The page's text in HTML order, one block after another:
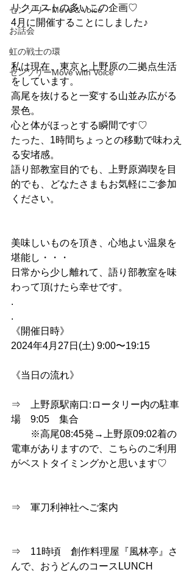
センソリーMove＆Voice
お話会
虹の戦士の環
センソリーMove with Voice
リクエストの多いこの企画♡
4月に開催することにしました♪
私は現在、東京と上野原の二拠点生活
をしています。
高尾を抜けると一変する山並み広がる
景色。
心と体がほっとする瞬間です♡
たった、1時間ちょっとの移動で味わえ
る安堵感。
語り部教室目的でも、上野原満喫を目
的でも、どなたさまもお気軽にご参加
ください。
美味しいものを頂き、心地よい温泉を
堪能し・・・
日常から少し離れて、語り部教室を味
わって頂けたら幸せです。
.
.
《開催日時》
2024年4月27日(土) 9:00〜19:15
《当日の流れ》
⇒　上野原駅南口:ロータリー内の駐車
場　9:05　集合
※高尾08:45発→上野原09:02着の
電車がありますので、こちらのご利用
がベストタイミングかと思います♡
⇒　軍刀利神社へご案内
⇒　11時頃　創作料理屋『風林亭』さ
んで、おうどんのコースLUNCH